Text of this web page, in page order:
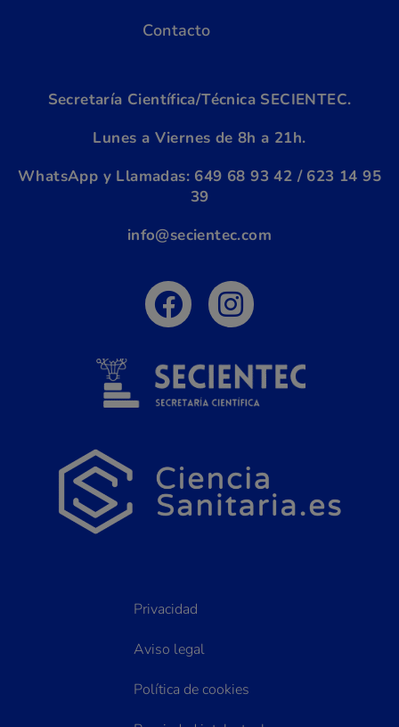
Contacto
Secretaría Científica/Técnica SECIENTEC.
Lunes a Viernes de 8h a 21h.
WhatsApp y Llamadas: 649 68 93 42 / 623 14 95
39
info@secientec.com
Privacidad
Aviso legal
Política de cookies